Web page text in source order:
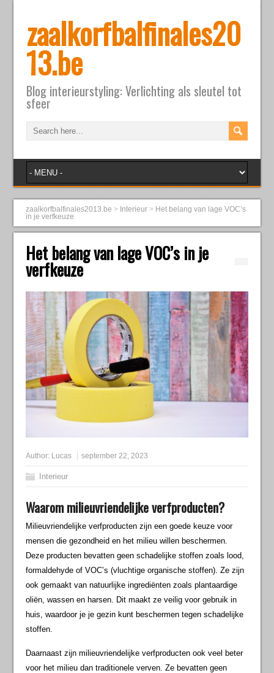
zaalkorfbalfinales20
13.be
Blog interieurstyling: Verlichting als sleutel tot
sfeer
zaalkorfbalfinales2013.be > Interieur > Het belang van lage VOC’s
in je verfkeuze
Het belang van lage VOC’s in je
verfkeuze
Author: Lucas september 22, 2023
Interieur
Waarom milieuvriendelijke verfproducten?
Milieuvriendelijke verfproducten zijn een goede keuze voor
mensen die gezondheid en het milieu willen beschermen.
Deze producten bevatten geen schadelijke stoffen zoals lood,
formaldehyde of VOC’s (vluchtige organische stoffen). Ze zijn
ook gemaakt van natuurlijke ingrediënten zoals plantaardige
oliën, wassen en harsen. Dit maakt ze veilig voor gebruik in
huis, waardoor je je gezin kunt beschermen tegen schadelijke
stoffen.
Daarnaast zijn milieuvriendelijke verfproducten ook veel beter
voor het milieu dan traditionele verven. Ze bevatten geen